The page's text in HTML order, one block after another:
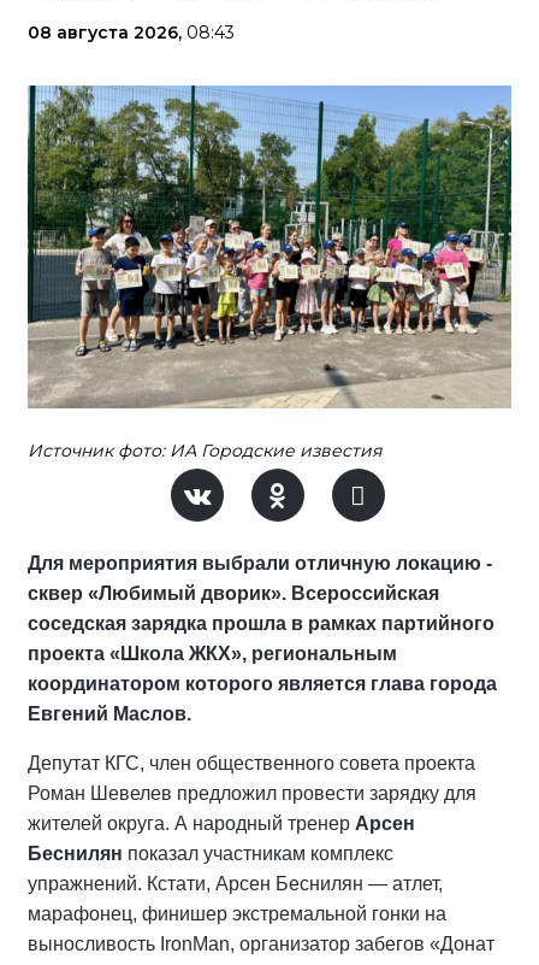
08 августа 2026, 08:43
Источник фото: ИА Городские известия
Для мероприятия выбрали отличную локацию -
сквер «Любимый дворик». Всероссийская
соседская зарядка прошла в рамках партийного
проекта «Школа ЖКХ», региональным
координатором которого является глава города
Евгений Маслов.
Депутат КГС, член общественного совета проекта
Роман Шевелев предложил провести зарядку для
жителей округа. А народный тренер Арсен
Беснилян показал участникам комплекс
упражнений. Кстати, Арсен Беснилян — атлет,
марафонец, финишер экстремальной гонки на
выносливость IronMan, организатор забегов «Донат